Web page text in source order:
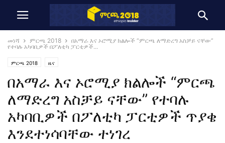
መነሻ ምርጫ 2018
በአማራ እና ኦሮሚያ ክልሎች “ምርጫ ለማድረግ አስቻይ ናቸው”
የተባሉ አካባቢዎች በፖለቲካ ፓርቲዎች...
ምርጫ 2018 ዜና
በአማራ እና ኦሮሚያ ክልሎች “ምርጫ
ለማድረግ አስቻይ ናቸው” የተባሉ
አካባቢዎች በፖለቲካ ፓርቲዎች ጥያቄ
እንደተነሳባቸው ተነገረ